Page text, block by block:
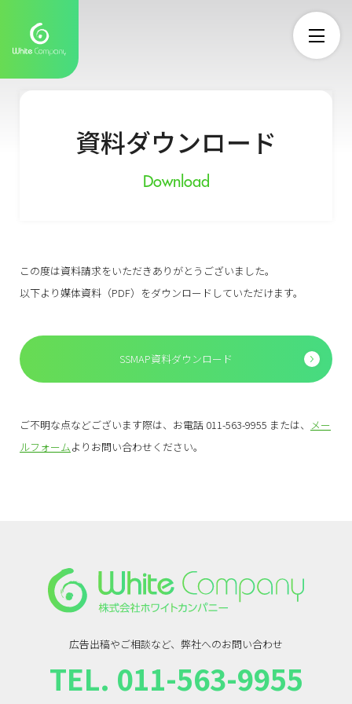
資料ダウンロード
Download
この度は資料請求をいただきありがとうございました。
以下より媒体資料（PDF）をダウンロードしていただけます。
SSMAP資料ダウンロード
ご不明な点などございます際は、お電話 011-563-9955 または、 メー
ルフォームよりお問い合わせください。
広告出稿やご相談など、弊社へのお問い合わせ
TEL. 011-563-9955